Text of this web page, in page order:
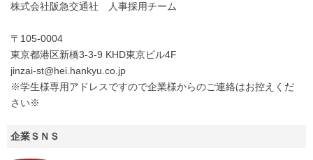
株式会社阪急交通社 人事採用チーム
〒105-0004
東京都港区新橋3-3-9 KHD東京ビル4F
jinzai-st@hei.hankyu.co.jp
※学生様専用アドレスですので企業様からのご連絡はお控えくだ
さい※
企業ＳＮＳ